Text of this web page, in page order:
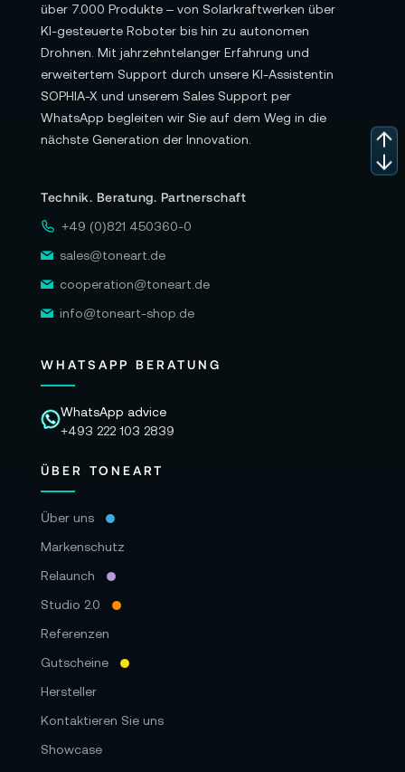
über 7.000 Produkte – von Solarkraftwerken über
KI-gesteuerte Roboter bis hin zu autonomen
Drohnen. Mit jahrzehntelanger Erfahrung und
erweitertem Support durch unsere KI-Assistentin
SOPHIA-X und unserem Sales Support per
WhatsApp begleiten wir Sie auf dem Weg in die
nächste Generation der Innovation.
Technik. Beratung. Partnerschaft
+49 (0)821 450360-0
sales@toneart.de
cooperation@toneart.de
info@toneart-shop.de
WHATSAPP BERATUNG
WhatsApp advice
+493 222 103 2839
ÜBER TONEART
Über uns
Markenschutz
Relaunch
Studio 2.0
Referenzen
Gutscheine
Hersteller
Kontaktieren Sie uns
Showcase